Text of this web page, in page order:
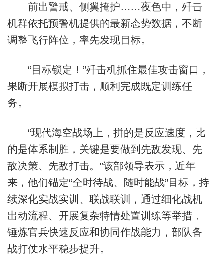
前出警戒、侧翼掩护……夜色中，歼击
机群依托预警机提供的最新态势数据，不断
调整飞行阵位，率先发现目标。
“目标锁定！”歼击机抓住最佳攻击窗口，
果断开展模拟打击，顺利完成既定训练任
务。
“现代海空战场上，拼的是反应速度，比
的是体系制胜，关键是要做到先敌发现、先
敌决策、先敌打击。”该部领导表示，近年
来，他们锚定“全时待战、随时能战”目标，持
续深化实战实训、联战联训，通过细化战机
出动流程、开展复杂特情处置训练等举措，
锤炼官兵快速反应和协同作战能力，部队备
战打仗水平稳步提升。